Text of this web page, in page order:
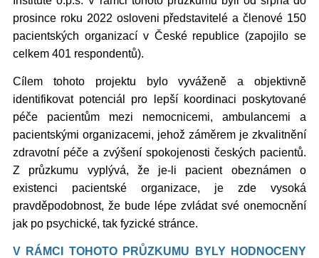
prosince roku 2022 osloveni představitelé a členové 150
pacientských organizací v České republice (zapojilo se
celkem 401 respondentů).
Cílem tohoto projektu bylovyváženě a objektivně
identifikovat potenciál pro lepší koordinaci poskytované
péče pacientům mezi nemocnicemi, ambulancemi a
pacientskými organizacemi, jehož záměrem je zkvalitnění
zdravotní péče a zvýšení spokojenosti českých pacientů.
Z průzkumu vyplývá, že je-li pacient obeznámen o
existenci pacientské organizace, je zde vysoká
pravděpodobnost, že bude lépe zvládat své onemocnění
jak po psychické, tak fyzické stránce.
V RÁMCI TOHOTO PRŮZKUMU BYLY HODNOCENY